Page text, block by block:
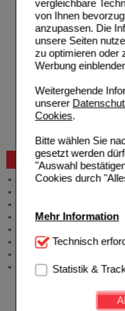
vergleichbare
von Ihnen
anzupassen. Die
unsere Seiten
zu optimieren oder
Werbung
Weitergehende
unserer
Cookies.
Bitte wählen Sie
gesetzt werden
"Auswahl
Cookies durch
Mehr Information
Technisch
Website notwendig
Kundenkonto),
werden kann.
Technisch
Statistik &
Beratung und Service
Allgemeine Information
Zuzahlungsfreie Arzneien
Newsletter
Stellenangebote